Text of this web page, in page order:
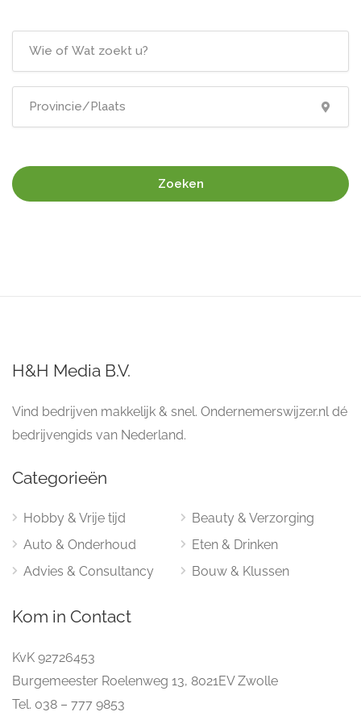
Zoeken
H&H Media B.V.
Vind bedrijven makkelijk & snel. Ondernemerswijzer.nl dé
bedrijvengids van Nederland.
Categorieën
Hobby & Vrije tijd
Auto & Onderhoud
Advies & Consultancy
Beauty & Verzorging
Eten & Drinken
Bouw & Klussen
Kom in Contact
KvK 92726453
Burgemeester Roelenweg 13, 8021EV Zwolle
Tel. 038 – 777 9853